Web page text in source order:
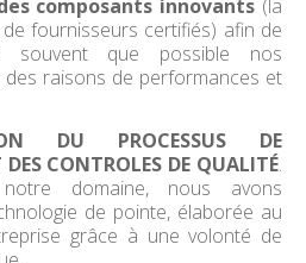
composants innovants (la
fournisseurs certifiés) afin de
souvent que possible nos
raisons de performances et
DU PROCESSUS DE
CONTROLES DE QUALITÉ.
domaine, nous avons
de pointe, élaborée au
grâce à une volonté de